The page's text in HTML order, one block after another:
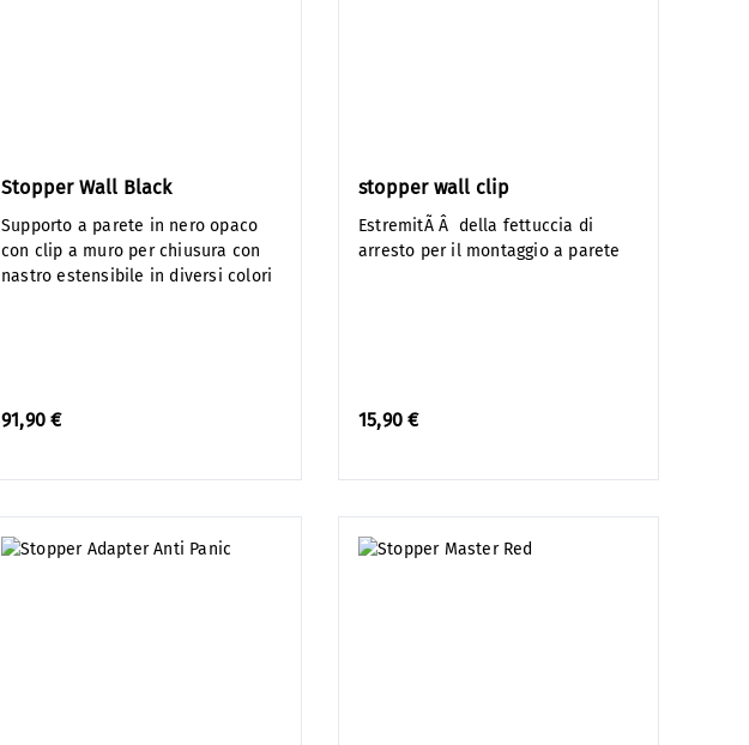
Stopper Wall Black
Supporto a parete in nero opaco
con clip a muro per chiusura con
nastro estensibile in diversi colori
91,90 €
stopper wall clip
EstremitÃ Â della fettuccia di
arresto per il montaggio a parete
15,90 €